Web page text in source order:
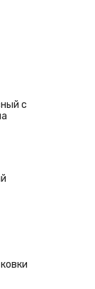
с